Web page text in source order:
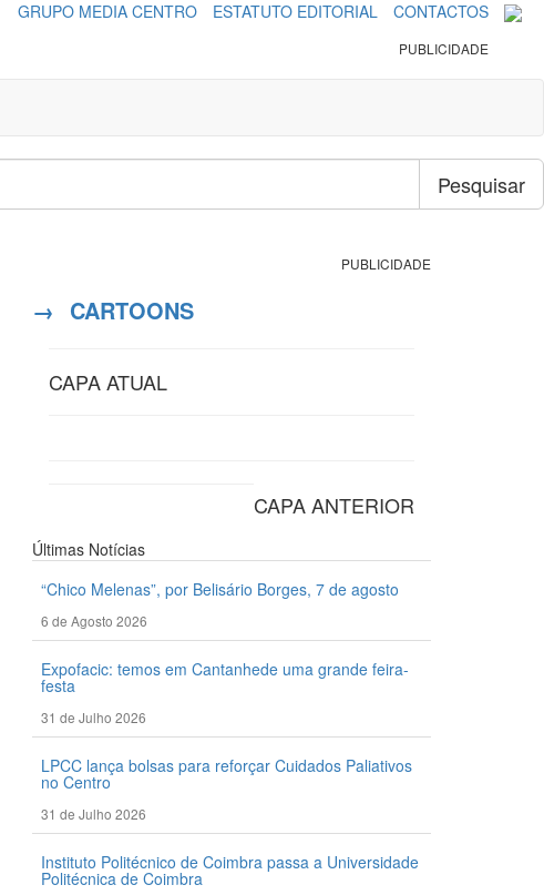
GRUPO MEDIA CENTRO ESTATUTO EDITORIAL CONTACTOS
PUBLICIDADE
Pesquisar
PUBLICIDADE
→ CARTOONS
CAPA ATUAL
CAPA ANTERIOR
Últimas Notícias
“Chico Melenas”, por Belisário Borges, 7 de agosto
6 de Agosto 2026
Expofacic: temos em Cantanhede uma grande feira-
festa
31 de Julho 2026
LPCC lança bolsas para reforçar Cuidados Paliativos
no Centro
31 de Julho 2026
Instituto Politécnico de Coimbra passa a Universidade
Politécnica de Coimbra